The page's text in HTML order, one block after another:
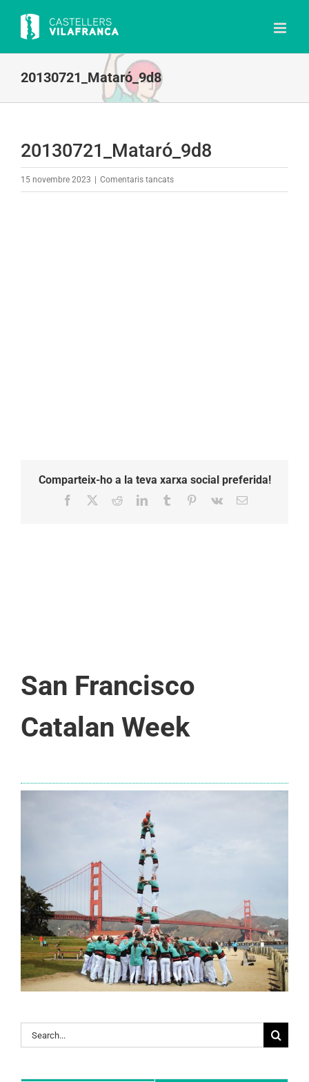
content
20130721_Mataró_9d8
20130721_Mataró_9d8
15 novembre 2023 Comentaris tancatsa
Comparteix-ho a la teva xarxa social preferida!
Facebook RedditLinkedInTumblr Pinterest
Vk Email:
San Francisco
Catalan Week
Search
for: